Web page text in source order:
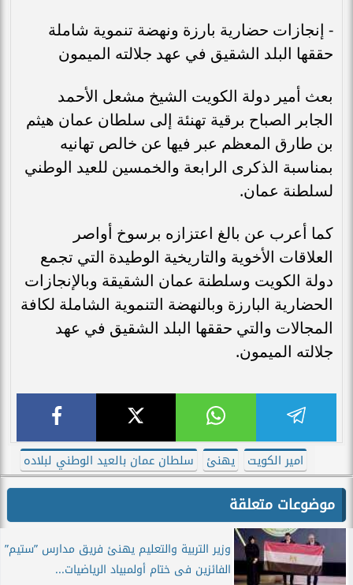
- إنجازات حضارية بارزة ونهضة تنموية شاملة
حققها البلد الشقيق في عهد جلالته الميمون
بعث أمير دولة الكويت الشيخ مشعل الأحمد
الجابر الصباح برقية تهنئة إلى سلطان عمان هيثم
بن طارق المعظم عبر فيها عن خالص تهانيه
بمناسبة الذكرى الرابعة والخمسين للعيد الوطني
لسلطنة عمان.
كما أعرب عن بالغ اعتزازه برسوخ أواصر
العلاقات الأخوية والتاريخية الوطيدة التي تجمع
دولة الكويت وسلطنة عمان الشقيقة وبالإنجازات
الحضارية البارزة وبالنهضة التنموية الشاملة لكافة
المجالات والتي حققها البلد الشقيق في عهد
جلالته الميمون.
امير الكويت يهنئ سلطان عمان بالعيد الوطني لبلاده
موضوعات متعلقة
وزير التربية والتعليم يهنئ فريق مدارس ”ستيم”
الفائزين فى ختام أولمبياد الرياضيات...